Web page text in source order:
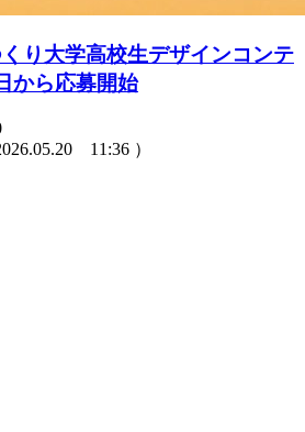
くり大学高校生デザインコンテ
から応募開始
11:36 ）